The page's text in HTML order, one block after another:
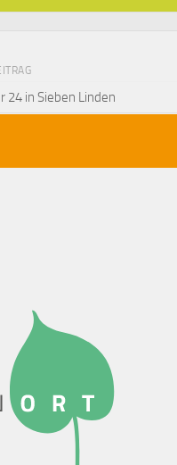
24 in Sieben Linden